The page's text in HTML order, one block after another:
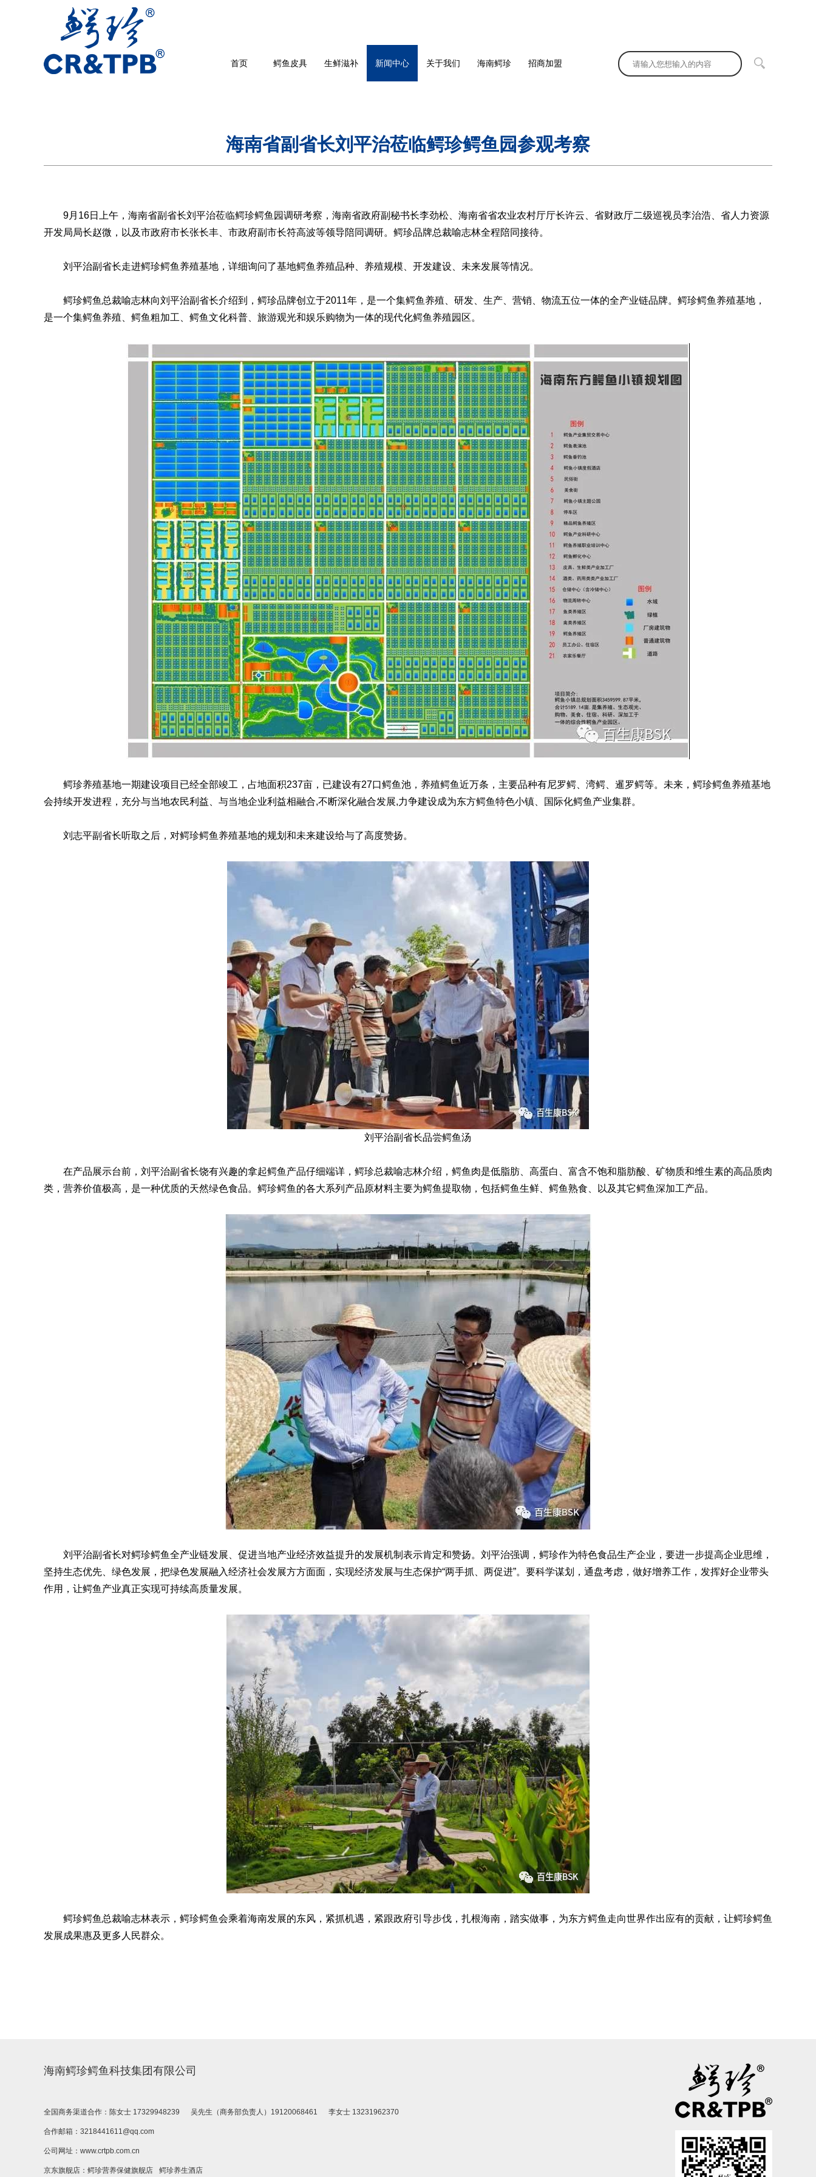
首页 鳄鱼皮具 生鲜滋补 新闻中心 关于我们 海南鳄珍 招商加盟
海南省副省长刘平治莅临鳄珍鳄鱼园参观考察
9月16日上午，海南省副省长刘平治莅临鳄珍鳄鱼园调研考察，海南省政府副秘书长李劲松、海南省省农业农村厅厅长许云、省财政厅二级巡视员李治浩、省人力资源
开发局局长赵微，以及市政府市长张长丰、市政府副市长符高波等领导陪同调研。鳄珍品牌总裁喻志林全程陪同接待。
刘平治副省长走进鳄珍鳄鱼养殖基地，详细询问了基地鳄鱼养殖品种、养殖规模、开发建设、未来发展等情况。
鳄珍鳄鱼总裁喻志林向刘平治副省长介绍到，鳄珍品牌创立于2011年，是一个集鳄鱼养殖、研发、生产、营销、物流五位一体的全产业链品牌。鳄珍鳄鱼养殖基地，
是一个集鳄鱼养殖、鳄鱼粗加工、鳄鱼文化科普、旅游观光和娱乐购物为一体的现代化鳄鱼养殖园区。
鳄珍养殖基地一期建设项目已经全部竣工，占地面积237亩，已建设有27口鳄鱼池，养殖鳄鱼近万条，主要品种有尼罗鳄、湾鳄、暹罗鳄等。未来，鳄珍鳄鱼养殖基地
会持续开发进程，充分与当地农民利益、与当地企业利益相融合,不断深化融合发展,力争建设成为东方鳄鱼特色小镇、国际化鳄鱼产业集群。
刘志平副省长听取之后，对鳄珍鳄鱼养殖基地的规划和未来建设给与了高度赞扬。
刘平治副省长品尝鳄鱼汤
在产品展示台前，刘平治副省长饶有兴趣的拿起鳄鱼产品仔细端详，鳄珍总裁喻志林介绍，鳄鱼肉是低脂肪、高蛋白、富含不饱和脂肪酸、矿物质和维生素的高品质肉
类，营养价值极高，是一种优质的天然绿色食品。鳄珍鳄鱼的各大系列产品原材料主要为鳄鱼提取物，包括鳄鱼生鲜、鳄鱼熟食、以及其它鳄鱼深加工产品。
刘平治副省长对鳄珍鳄鱼全产业链发展、促进当地产业经济效益提升的发展机制表示肯定和赞扬。刘平治强调，鳄珍作为特色食品生产企业，要进一步提高企业思维，
坚持生态优先、绿色发展，把绿色发展融入经济社会发展方方面面，实现经济发展与生态保护“两手抓、两促进”。要科学谋划，通盘考虑，做好增养工作，发挥好企业带头
作用，让鳄鱼产业真正实现可持续高质量发展。
鳄珍鳄鱼总裁喻志林表示，鳄珍鳄鱼会乘着海南发展的东风，紧抓机遇，紧跟政府引导步伐，扎根海南，踏实做事，为东方鳄鱼走向世界作出应有的贡献，让鳄珍鳄鱼
发展成果惠及更多人民群众。
海南鳄珍鳄鱼科技集团有限公司
全国商务渠道合作：陈女士 17329948239 吴先生（商务部负责人）19120068461 李女士 13231962370
合作邮箱：3218441611@qq.com
公司网址：www.crtpb.com.cn
京东旗舰店： 鳄珍营养保健旗舰店 鳄珍养生酒店